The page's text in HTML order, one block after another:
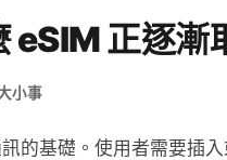
eSIM 正逐漸
小事
的基礎。使用者需要插